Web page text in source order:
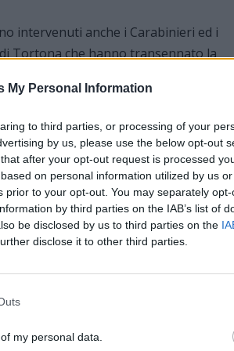
My Personal Information
to third parties, or processing of your
by us, please use the below opt-out
after your opt-out request is processed
on personal information utilized by us
prior to your opt-out. You may separately
by third parties on the IAB’s list of
be disclosed by us to third parties on the
disclose it to other third parties.
my personal data.
intervenuti anche i Carabinieri ed i
Tortona che hanno transennato la
affacciati alle finestre ed alcuni si
in cui scriviamo non è stato
la cantina e annerita parte della
in corso accertamenti per verificare
comunque sembrava sotto
Il fumo per fortuna si è levato alto in
non sono state riscontrate neppure
fiamme e soprattutto se l’impianto